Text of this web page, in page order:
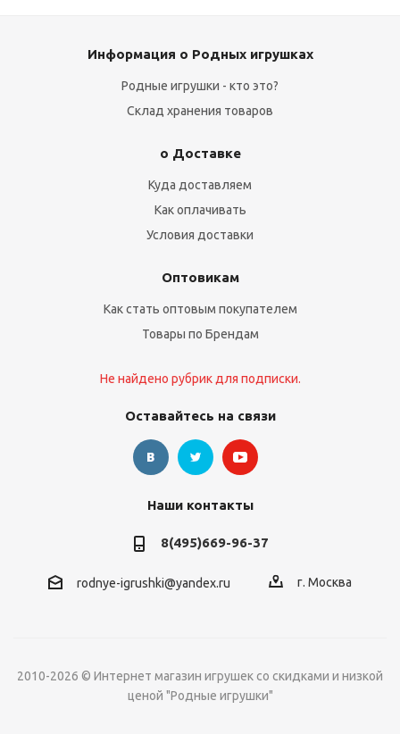
Информация о Родных игрушках
Родные игрушки - кто это?
Склад хранения товаров
о Доставке
Куда доставляем
Как оплачивать
Условия доставки
Оптовикам
Как стать оптовым покупателем
Товары по Брендам
Не найдено рубрик для подписки.
Оставайтесь на связи
Наши контакты
8(495)669-96-37
rodnye-igrushki@yandex.ru г. Москва
2010-2026 © Интернет магазин игрушек со скидками и низкой
ценой "Родные игрушки"